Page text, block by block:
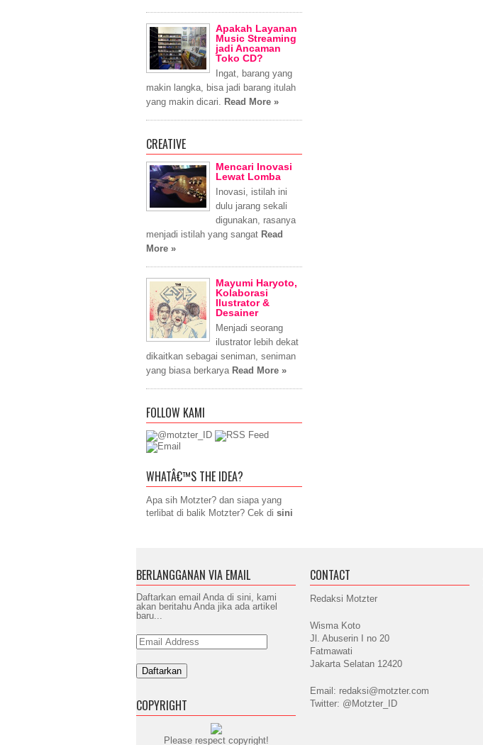
Apakah Layanan
Music Streaming
jadi Ancaman
Toko CD?
Ingat, barang yang
makin langka, bisa jadi barang itulah
yang makin dicari.
Read More »
CREATIVE
Mencari Inovasi
Lewat Lomba
Inovasi, istilah ini
dulu jarang sekali
digunakan, rasanya
menjadi istilah yang sangat Read
More »
Mayumi Haryoto,
Kolaborasi
Ilustrator &
Desainer
Menjadi seorang
ilustrator lebih dekat
dikaitkan sebagai seniman, seniman
yang biasa berkarya Read More »
FOLLOW KAMI
WHATÂ€™S THE IDEA?
Apa sih Motzter? dan siapa yang
terlibat di balik Motzter? Cek di sini
BERLANGGANAN VIA EMAIL
Daftarkan email Anda di sini, kami
akan beritahu Anda jika ada artikel
baru...
Email
Address
COPYRIGHT
Please respect copyright!
CONTACT
Redaksi Motzter
Wisma Koto
Jl. Abuserin I no 20
Fatmawati
Jakarta Selatan 12420
Email: redaksi@motzter.com
Twitter: @Motzter_ID